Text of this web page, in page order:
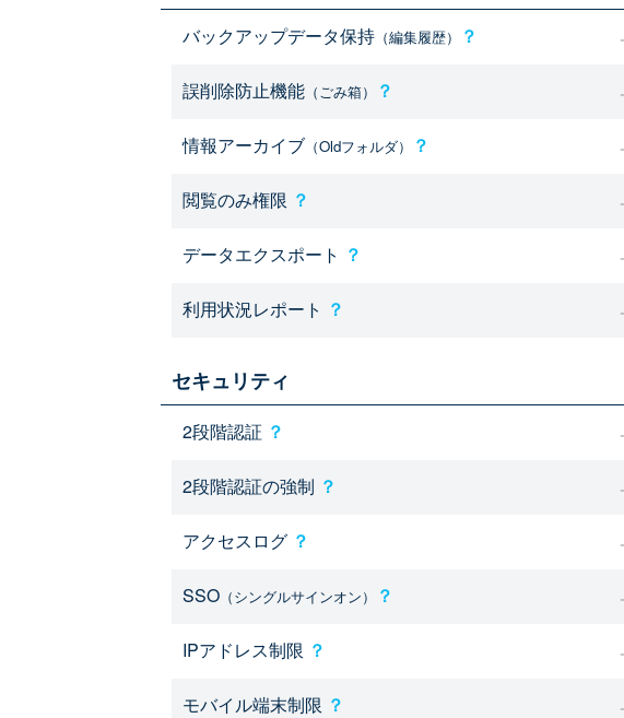
バックアップデータ保持 （編集履歴） ？
誤削除防止機能 （ごみ箱） ？
情報アーカイブ （Oldフォルダ） ？
閲覧のみ権限 ？
データエクスポート ？
利用状況レポート ？
セキュリティ
2段階認証 ？
2段階認証の強制 ？
アクセスログ ？
SSO （シングルサインオン） ？
IPアドレス制限 ？
モバイル端末制限 ？